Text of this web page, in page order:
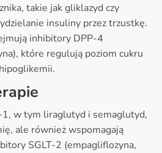
takie jak gliklazyd czy
insuliny przez trzustkę.
inhibitory DPP-4
które regulują poziom cukru
w tym liraglutyd i semaglutyd,
ale również wspomagają
SGLT-2 (empagliflozyna,